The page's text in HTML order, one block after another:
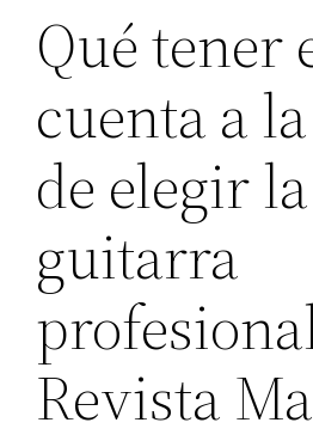
Qué tener
cuenta a
de elegir
guitarra
Revista